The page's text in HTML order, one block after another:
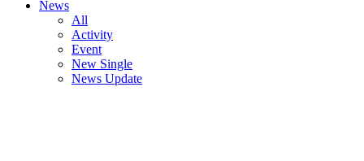
News
All
Activity
Event
New Single
News Update